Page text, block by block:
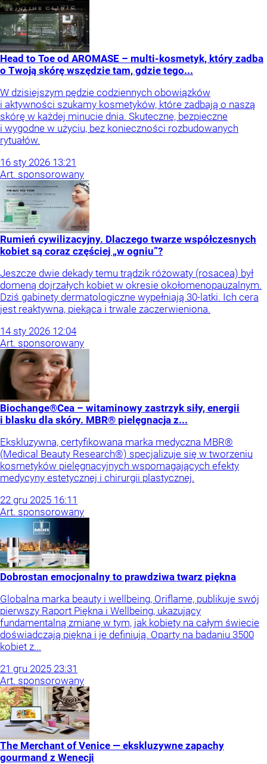
Head to Toe od AROMASE – multi-kosmetyk, który zadba
o Twoją skórę wszędzie tam, gdzie tego...
W dzisiejszym pędzie codziennych obowiązków
i aktywności szukamy kosmetyków, które zadbają o naszą
skórę w każdej minucie dnia. Skuteczne, bezpieczne
i wygodne w użyciu, bez konieczności rozbudowanych
rytuałów.
16 sty 2026 13:21
Art. sponsorowany
Rumień cywilizacyjny. Dlaczego twarze współczesnych
kobiet są coraz częściej „w ogniu”?
Jeszcze dwie dekady temu trądzik różowaty (rosacea) był
domeną dojrzałych kobiet w okresie okołomenopauzalnym.
Dziś gabinety dermatologiczne wypełniają 30-latki. Ich cera
jest reaktywna, piekąca i trwale zaczerwieniona.
14 sty 2026 12:04
Art. sponsorowany
Biochange®Cea – witaminowy zastrzyk siły, energii
i blasku dla skóry. MBR® pielęgnacja z...
Ekskluzywna, certyfikowana marka medyczna MBR®
(Medical Beauty Research®) specjalizuje się w tworzeniu
kosmetyków pielęgnacyjnych wspomagających efekty
medycyny estetycznej i chirurgii plastycznej.
22 gru 2025 16:11
Art. sponsorowany
Dobrostan emocjonalny to prawdziwa twarz piękna
Globalna marka beauty i wellbeing, Oriflame, publikuje swój
pierwszy Raport Piękna i Wellbeing, ukazujący
fundamentalną zmianę w tym, jak kobiety na całym świecie
doświadczają piękna i je definiują. Oparty na badaniu 3500
kobiet z...
21 gru 2025 23:31
Art. sponsorowany
The Merchant of Venice — ekskluzywne zapachy
gourmand z Wenecji